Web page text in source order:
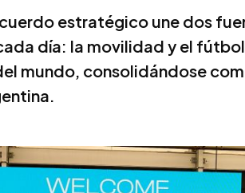
estratégico une dos
día: la movilidad y el
mundo, consolidándose